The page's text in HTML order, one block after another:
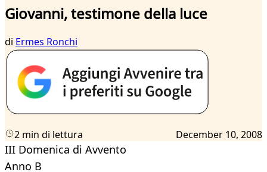
Giovanni, testimone della luce
di Ermes Ronchi
2 min di lettura December 10, 2008
III Domenica di Avvento
Anno B